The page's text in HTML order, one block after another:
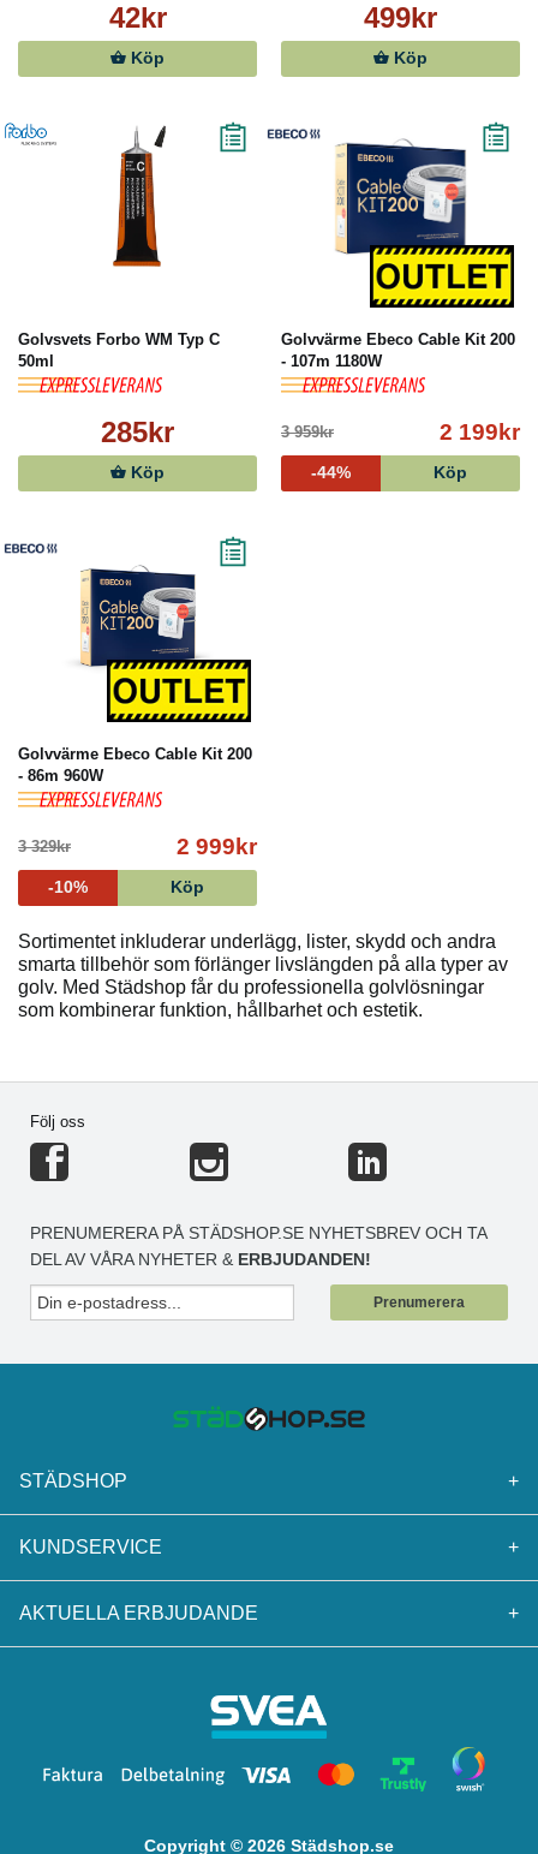
42kr
Köp
499kr
Köp
Golvsvets Forbo WM Typ C
50ml
285kr
Köp
Golvvärme Ebeco Cable Kit 200
- 107m 1180W
3 959kr 2 199kr
-44% Köp
Golvvärme Ebeco Cable Kit 200
- 86m 960W
3 329kr 2 999kr
-10% Köp
Sortimentet inkluderar underlägg, lister, skydd och andra
smarta tillbehör som förlänger livslängden på alla typer av
golv. Med Städshop får du professionella golvlösningar
som kombinerar funktion, hållbarhet och estetik.
Följ oss
PRENUMERERA PÅ STÄDSHOP.SE NYHETSBREV OCH TA
DEL AV VÅRA NYHETER & ERBJUDANDEN!
Prenumerera
STÄDSHOP +
KUNDSERVICE +
AKTUELLA ERBJUDANDE +
Copyright © 2026 Städshop.se